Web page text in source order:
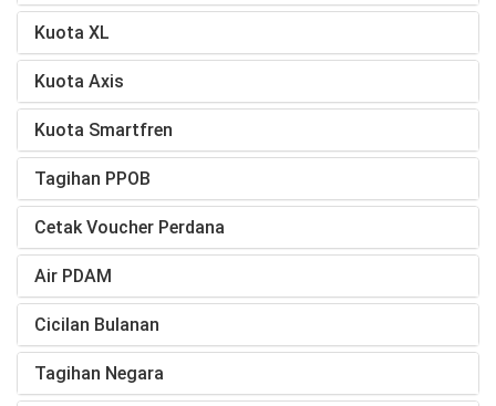
Kuota XL
Kuota Axis
Kuota Smartfren
Tagihan PPOB
Cetak Voucher Perdana
Air PDAM
Cicilan Bulanan
Tagihan Negara